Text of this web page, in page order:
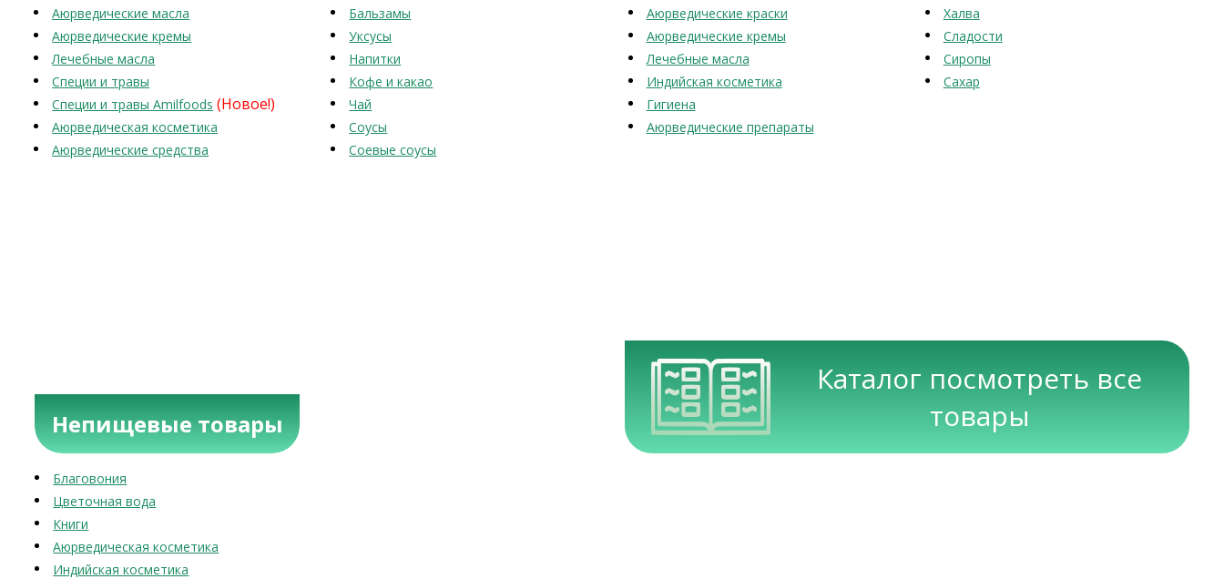
Аюрведические масла
Аюрведические кремы
Лечебные масла
Специи и травы
Специи и травы Amilfoods (Новое!)
Аюрведическая косметика
Аюрведические средства
Бальзамы
Уксусы
Напитки
Кофе и какао
Чай
Соусы
Соевые соусы
Аюрведические краски
Аюрведические кремы
Лечебные масла
Индийская косметика
Гигиена
Аюрведические препараты
Халва
Сладости
Сиропы
Сахар
Непищевые товары
Благовония
Цветочная вода
Книги
Аюрведическая косметика
Индийская косметика
Каталог посмотреть все
товары